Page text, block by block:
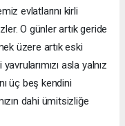
evlatlarını kirli
O günler artık geride
üzere artık eski
asla yalnız
üç beş kendini
dahi ümitsizliğe